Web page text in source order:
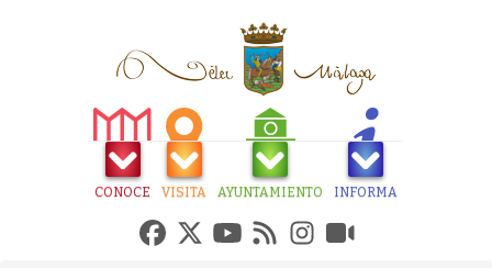
CONOCE VISITA AYUNTAMIENTO INFORMA